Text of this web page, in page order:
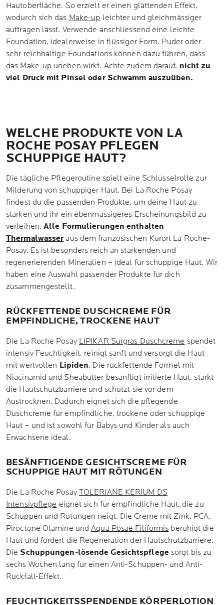
Hautoberfläche. So erzielt er einen glättenden Effekt,
wodurch sich das Make-up leichter und gleichmässiger
auftragen lässt. Verwende anschliessend eine leichte
Foundation, idealerweise in flüssiger Form. Puder oder
sehr reichhaltige Foundations können dazu führen, dass
das Make-up uneben wirkt. Achte zudem darauf, nicht zu
viel Druck mit Pinsel oder Schwamm auszuüben.
WELCHE PRODUKTE VON LA
ROCHE POSAY PFLEGEN
SCHUPPIGE HAUT?
Die tägliche Pflegeroutine spielt eine Schlüsselrolle zur
Milderung von schuppiger Haut. Bei La Roche Posay
findest du die passenden Produkte, um deine Haut zu
stärken und ihr ein ebenmässigeres Erscheinungsbild zu
verleihen.Alle Formulierungen enthalten
Thermalwasser aus dem französischen Kurort La Roche-
Posay. Es ist besonders reich an stärkenden und
regenerierenden Mineralien – ideal für schuppige Haut. Wir
haben eine Auswahl passender Produkte für dich
zusammengestellt.
RÜCKFETTENDE DUSCHCREME FÜR
EMPFINDLICHE, TROCKENE HAUT
Die La Roche Posay LIPIKAR Surgras Duschcreme spendet
intensiv Feuchtigkeit, reinigt sanft und versorgt die Haut
mit wertvollen Lipiden. Die rückfettende Formel mit
Niacinamid und Sheabutter besänftigt irritierte Haut, stärkt
die Hautschutzbarriere und schützt sie vor dem
Austrocknen. Dadurch eignet sich die pflegende
Duschcreme für empfindliche, trockene oder schuppige
Haut – und ist sowohl für Babys und Kinder als auch
Erwachsene ideal.
BESÄNFTIGENDE GESICHTSCREME FÜR
SCHUPPIGE HAUT MIT RÖTUNGEN
Die La Roche Posay TOLERIANE KERIUM DS
Intensivpflege eignet sich für empfindliche Haut, die zu
Schuppen und Rötungen neigt. Die Creme mit Zink, PCA,
Piroctone Olamine undAqua Posae Filiformis beruhigt die
Haut und fördert die Regeneration der Hautschutzbarriere.
Die Schuppungen-lösende Gesichtspflege sorgt bis zu
sechs Wochen lang für einen Anti-Schuppen- und Anti-
Rückfall-Effekt.
FEUCHTIGKEITSSPENDENDE KÖRPERLOTION